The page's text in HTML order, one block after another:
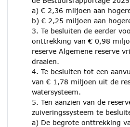
a) € 2,36 miljoen aan
b) € 2,25 miljoen aan
3. Te besluiten de eerder
onttrekking van € 0,98
reserve Algemene reserve
draaien.
4. Te besluiten tot een
van € 1,78 miljoen uit de
watersysteem.
5. Ten aanzien van de
zuiveringssysteem te
a) De begrote onttrekking